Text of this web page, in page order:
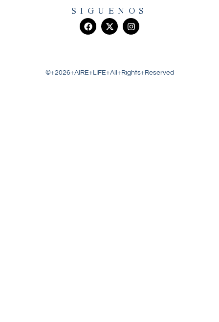
SIGUENOS
©+2026+AIRE+LIFE+All+Rights+Reserved